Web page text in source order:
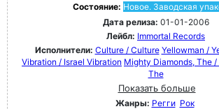
Состояние: Новое. Заводская
Дата релиза: 01-01-2006
Лейбл: Immortal Records
Исполнители: Culture / Culture Yellowman /
Vibration / Israel Vibration Mighty Diamonds, The
The
Показать больше
Жанры: Регги Рок